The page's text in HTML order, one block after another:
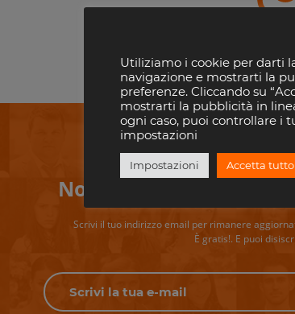
Non perderti i tuoi
Scrivi il tuo indirizzo email per rimanere
È gratis!. E puoi
Utiliziamo i cookie per darti
navigazione e mostrarti la
preferenze. Cliccando su
mostrarti la pubblicità in
ogni caso, puoi controllare i
impostazioni
Impostazioni Accetta tutto